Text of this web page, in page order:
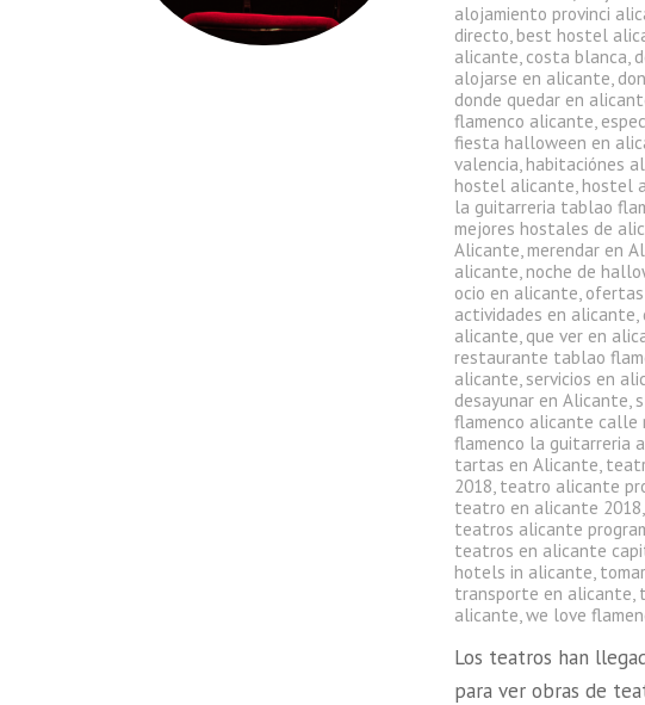
alojamiento provinci
directo, best hostel
alicante, costa blanca,
alojarse en alicante,
donde quedar en
flamenco alicante,
fiesta halloween en
valencia, habitaciónes
hostel alicante, hostel
la guitarreria tablao
mejores hostales de
Alicante, merendar en
alicante, noche de
ocio en alicante,
actividades en alicante,
alicante, que ver en
restaurante tablao
alicante, servicios en
desayunar en Alicante,
flamenco alicante calle
flamenco la guitarreria
tartas en Alicante,
2018, teatro alicante
teatro en alicante 2018,
teatros alicante
teatros en alicante
hotels in alicante,
transporte en alicante,
alicante,we love
Los teatros han
para ver obras de